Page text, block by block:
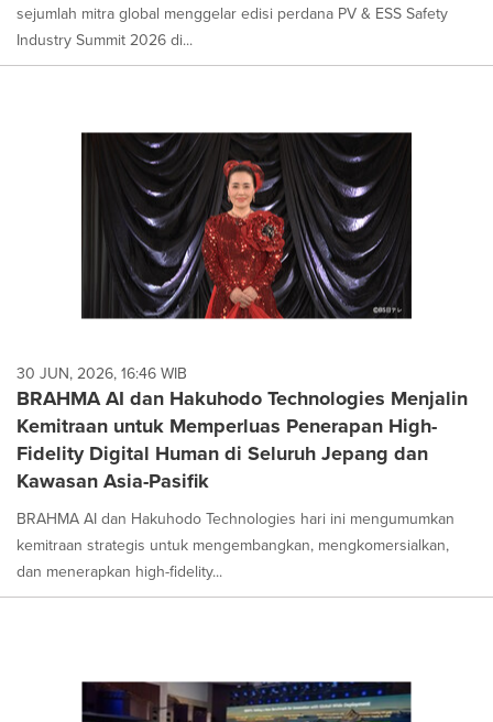
sejumlah mitra global menggelar edisi perdana PV & ESS Safety
Industry Summit 2026 di...
30 JUN, 2026, 16:46 WIB
BRAHMA AI dan Hakuhodo Technologies Menjalin
Kemitraan untuk Memperluas Penerapan High-
Fidelity Digital Human di Seluruh Jepang dan
Kawasan Asia-Pasifik
BRAHMA AI dan Hakuhodo Technologies hari ini mengumumkan
kemitraan strategis untuk mengembangkan, mengkomersialkan,
dan menerapkan high-fidelity...